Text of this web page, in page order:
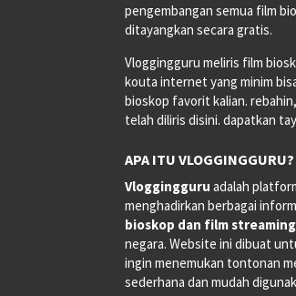
pengembangan semua film
ditayangkan secara gratis.
Vloggingguru meliris film
kouta internet yang minim
bioskop favorit kalian.
telah diliris disini. dapatkan
APA ITU VLOGGINGGURU?
Vloggingguru adalah
menghadirkan berbagai
bioskop dan film streaming
negara. Website ini dibuat
ingin menemukan tontonan
sederhana dan mudah